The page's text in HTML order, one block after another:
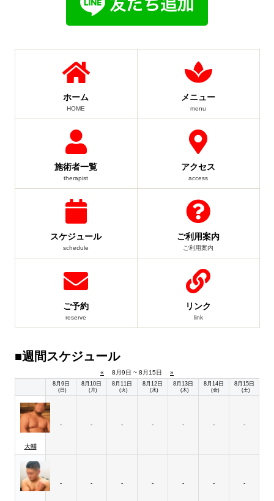
ホーム
HOME
メニュー
menu
施術者一覧
therapist
アクセス
access
スケジュール
schedule
ご利用案内
ご利用案内
ご予約
reserve
リンク
link
■週間スケジュール
« 8月9日 ~ 8月15日 »
8月9日
(日)
8月10日
(月)
8月11日
(火)
8月12日
(水)
8月13日
(木)
8月14日
(金)
8月15日
(土)
大輔
- - - - - - -
- - - - - - -